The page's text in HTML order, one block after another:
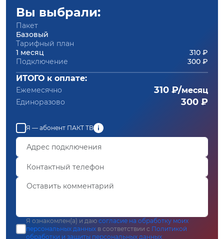
Вы выбрали:
Пакет
Базовый
Тарифный план
1 месяц
310 ₽
Подключение
300 ₽
ИТОГО к оплате:
Ежемесячно 310 ₽/месяц
Единоразово 300 ₽
Я — абонент ПАКТ ТВ
Я ознакомлен(а) и даю согласие на обработку моих
персональных данных в соответствии с Политикой
обработки и защиты персональных данных